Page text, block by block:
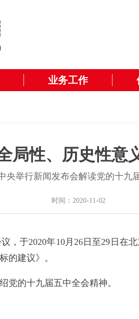
业务工作
局性、历史性意
举行新闻发布会解读党的十九
时间：2020-11-02
于2020年10月26日至29日在
的建议》。
的十九届五中全会精神。